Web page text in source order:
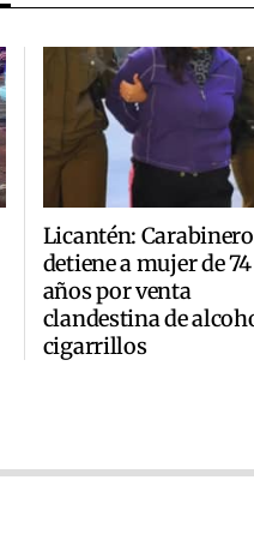
Licantén:
detiene a mujer de 74
años por venta
clandestina de
cigarrillos